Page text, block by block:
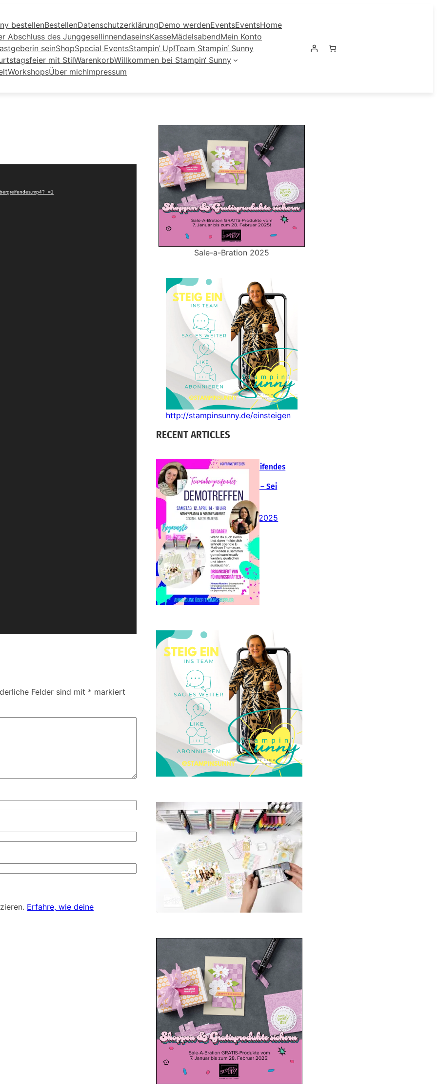
bestellenBestellenDatenschutzerklärungDemo werdenEventsEventsHome
Abschluss des JunggesellinnendaseinsKasseMädelsabendMein Konto
seinShopSpecial EventsStampin‘ Up!Team Stampin‘ Sunny
mit StilWarenkorbWillkommen bei Stampin‘ Sunny
WorkshopsÜber michImpressum
Felder sind mit * markiert
Erfahre, wie deine
Sale-a-Bration 2025
http://stampinsunny.de/einsteigen
RECENT ARTICLES
Teamübergreifendes
Stampin‘ Up!
Demotreffen – Sei
dabei!
26. Februar 2025
Einsteigen 2025 im
Team Stampin‘ Sunny
23. Januar 2025
GANZ NEU:
Scrapbooking Club
2025
21. Januar 2025
Sale-a-bration 2025
20. Januar 2025